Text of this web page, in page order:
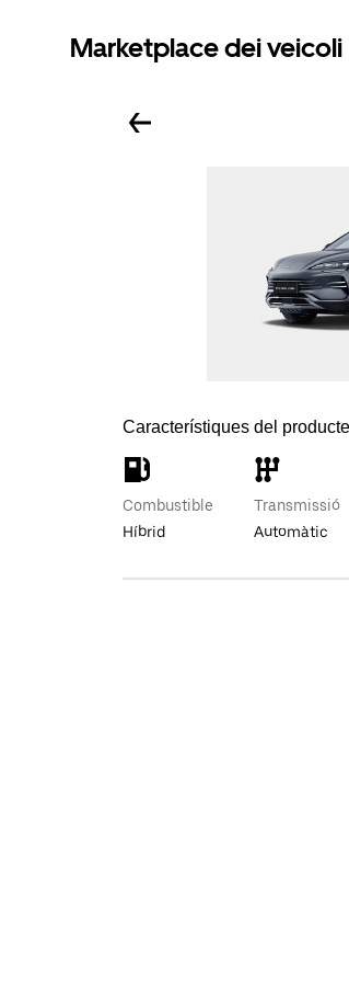
Marketplace dei veicoli
Característiques del producte
Combustible
Híbrid
Transmissió
Automàtic